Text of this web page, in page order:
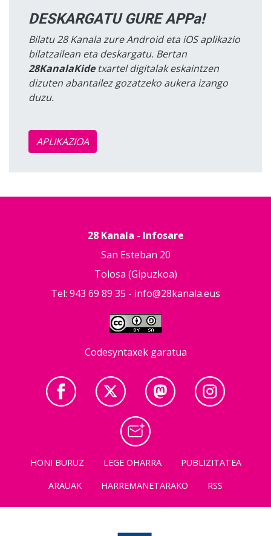
DESKARGATU GURE APPa!
Bilatu 28 Kanala zure Android eta iOS aplikazio
bilatzailean eta deskargatu. Bertan
28KanalaKidetxartel digitalak eskaintzen
dizuten abantailez gozatzeko aukera izango
duzu.
APLIKAZIOA
28 Kanala - Infosare
San Esteban 20
Tolosa (Gipuzkoa)
Tel: 943 69 89 35 - info@28kanala.eus
Codesyntaxek garatua
HONI BURUZ LEGE OHARRA
PUBLIZITATEA
ARAUAK
HARREMANETARAKO RSS